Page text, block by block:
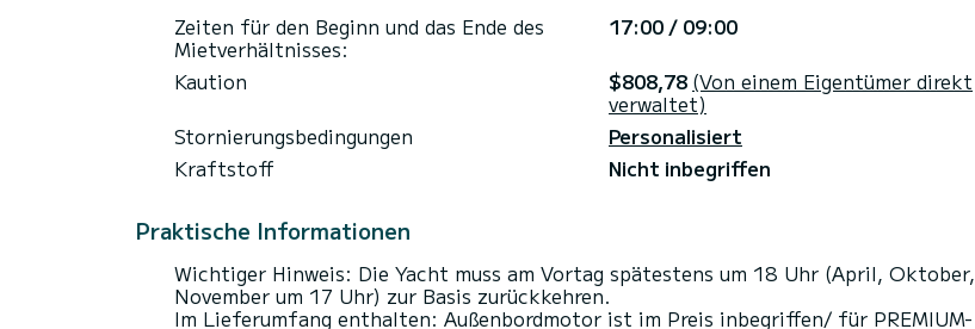
Zeiten für den Beginn und das Ende des
Mietverhältnisses:
17:00 / 09:00
Kaution
$808,78 (Von einem Eigentümer direkt
verwaltet)
Stornierungsbedingungen
Personalisiert
Kraftstoff
Nicht inbegriffen
Praktische Informationen
Wichtiger Hinweis: Die Yacht muss am Vortag spätestens um 18 Uhr (April, Oktober,
November um 17 Uhr) zur Basis zurückkehren.
Im Lieferumfang enthalten: Außenbordmotor ist im Preis inbegriffen/ für PREMIUM-